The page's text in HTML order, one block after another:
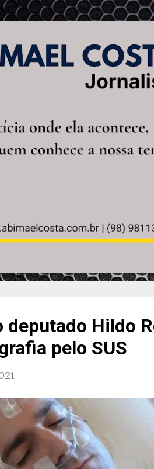
Pular para o
deputado Hildo
pelo SUS